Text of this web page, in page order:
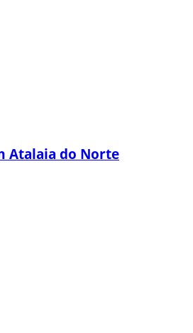
Atalaia do Norte